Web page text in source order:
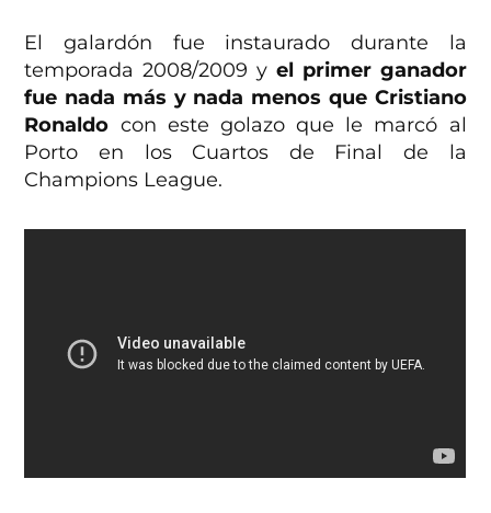
El galardón fue instaurado durante la
temporada 2008/2009 y el primer ganador
fue nada más y nada menos que Cristiano
Ronaldo con este golazo que le marcó al
Porto en los Cuartos de Final de la
Champions League.